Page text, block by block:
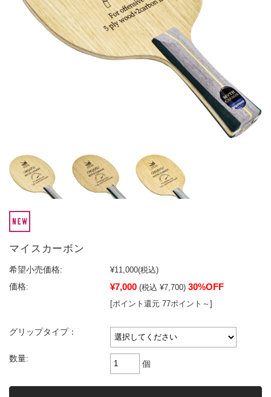
マイスカーボン
希望小売価格: ¥11,000(税込)
価格:
¥7,000 (税込 ¥7,700) 30%OFF
[ポイント還元 77ポイント～]
グリップタイプ：
数量:
個